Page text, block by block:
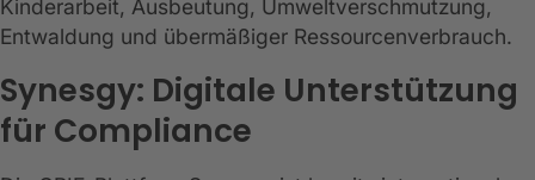
Kinderarbeit, Ausbeutung, Umweltverschmutzung,
Entwaldung und übermäßiger Ressourcenverbrauch.
Synesgy: Digitale Unterstützung
für Compliance